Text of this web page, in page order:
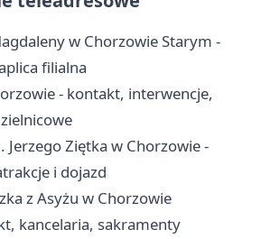
w Chorzowie Starym -
filialna
- kontakt, interwencje,
Jerzego Ziętka w Chorzowie -
i dojazd
z Asyżu w Chorzowie
kancelaria, sakramenty